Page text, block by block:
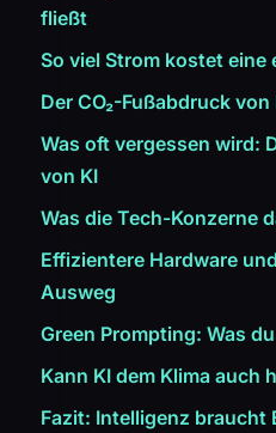
fließt
So viel Strom kostet eine
Der CO₂-Fußabdruck von
Was oft vergessen wird:
von KI
Was die Tech-Konzerne
Effizientere Hardware
Ausweg
Green Prompting: Was
Kann KI dem Klima auch
Fazit: Intelligenz braucht